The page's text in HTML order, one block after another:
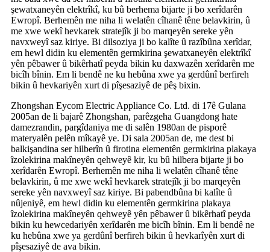
şewatxaneyên elektrîkî, ku bû berhema bijarte ji bo xerîdarên
Ewropî. Berhemên me niha li welatên cîhanê têne belavkirin, û
me xwe wekî hevkarek stratejîk ji bo marqeyên sereke yên
navxweyî saz kiriye. Bi dilsoziya ji bo kalîte û razîbûna xerîdar,
em hewl didin ku elementên germkirina şewatxaneyên elektrîkî
yên pêbawer û bikêrhatî peyda bikin ku daxwazên xerîdarên me
bicîh bînin. Em li bendê ne ku hebûna xwe ya gerdûnî berfireh
bikin û hevkariyên xurt di pîşesaziyê de pêş bixin.
Zhongshan Eycom Electric Appliance Co. Ltd. di 17ê Gulana
2005an de li bajarê Zhongshan, parêzgeha Guangdong hate
damezrandin, pargîdaniya me di salên 1980an de pisporê
materyalên pelên mîkayê ye. Di sala 2005an de, me dest bi
balkişandina ser hilberîn û firotina elementên germkirina plakaya
îzolekirina makîneyên qehweyê kir, ku bû hilbera bijarte ji bo
xerîdarên Ewropî. Berhemên me niha li welatên cîhanê têne
belavkirin, û me xwe wekî hevkarek stratejîk ji bo marqeyên
sereke yên navxweyî saz kiriye. Bi pabendbûna bi kalîte û
nûjeniyê, em hewl didin ku elementên germkirina plakaya
îzolekirina makîneyên qehweyê yên pêbawer û bikêrhatî peyda
bikin ku hewcedariyên xerîdarên me bicîh bînin. Em li bendê ne
ku hebûna xwe ya gerdûnî berfireh bikin û hevkarîyên xurt di
pîşesaziyê de ava bikin.